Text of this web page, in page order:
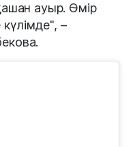
ауыр. Өмір
–